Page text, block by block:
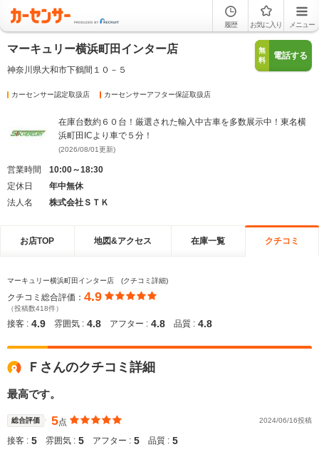
履歴 お気に入り メニュー
マーキュリー横浜町田インター店
神奈川県大和市下鶴間１０－５
無
料
電話する
カーセンサー認定取扱店 カーセンサーアフター保証取扱店
在庫台数約６０台！厳選された輸入中古車を多数展示中！東名横
浜町田ICより車で５分！
(2026/08/01更新)
営業時間
10:00～18:30
定休日
年中無休
法人名
株式会社ＳＴＫ
お店TOP 地図&アクセス 在庫一覧 クチコミ
マーキュリー横浜町田インター店 (クチコミ詳細)
クチコミ総合評価： 4.9
（投稿数418件）
接客 : 4.9 雰囲気 : 4.8 アフター : 4.8 品質 : 4.8
Ｆさんのクチコミ詳細
最高です。
総合評価 5点 2024/06/16投稿
接客 : 5 雰囲気 : 5 アフター : 5 品質 : 5